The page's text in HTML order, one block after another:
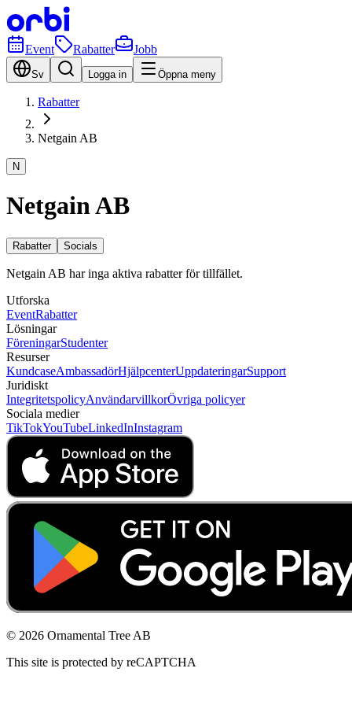
Event Rabatter Jobb
Sv Logga in Öppna meny
Rabatter
Netgain AB
N
Netgain AB
Rabatter Socials
Netgain AB har inga aktiva rabatter för tillfället.
Utforska
EventRabatter
Lösningar
FöreningarStudenter
Resurser
KundcaseAmbassadörHjälpcenterUppdateringarSupport
Juridiskt
IntegritetspolicyAnvändarvillkorÖvriga policyer
Sociala medier
TikTokYouTubeLinkedInInstagram
© 2026 Ornamental Tree AB
This site is protected by reCAPTCHA